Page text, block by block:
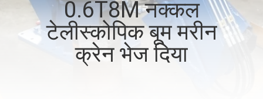
0.6T8M नक्कल
टेलीस्कोपिक बूम मरीन
क्रेन भेज दिया